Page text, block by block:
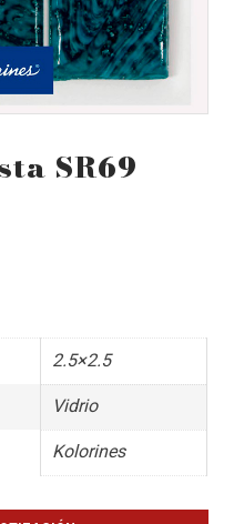
SR69
2.5×2.5
Vidrio
Kolorines